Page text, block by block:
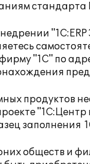
стандарта
"1С" по
продуктов
заполнения
обществ и